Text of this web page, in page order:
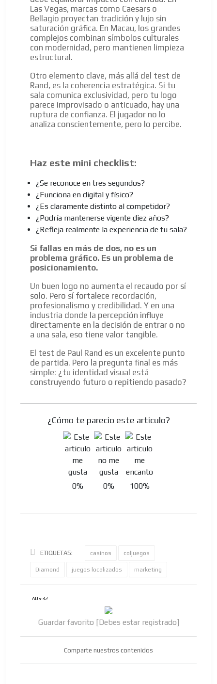
Las Vegas, marcas como Caesars o
Bellagio proyectan tradición y lujo sin
saturación gráfica. En Macau, los grandes
complejos combinan símbolos culturales
con modernidad, pero mantienen limpieza
estructural.
Otro elemento clave, más allá del test de
Rand, es la coherencia estratégica. Si tu
sala comunica exclusividad, pero tu logo
parece improvisado o anticuado, hay una
ruptura de confianza. El jugador no lo
analiza conscientemente, pero lo percibe.
Haz este mini checklist:
¿Se reconoce en tres segundos?
¿Funciona en digital y físico?
¿Es claramente distinto al competidor?
¿Podría mantenerse vigente diez años?
¿Refleja realmente la experiencia de tu sala?
Si fallas en más de dos, no es un
problema gráfico. Es un problema de
posicionamiento.
Un buen logo no aumenta el recaudo por sí
solo. Pero sí fortalece recordación,
profesionalismo y credibilidad. Y en una
industria donde la percepción influye
directamente en la decisión de entrar o no
a una sala, eso tiene valor tangible.
El test de Paul Rand es un excelente punto
de partida. Pero la pregunta final es más
simple: ¿tu identidad visual está
construyendo futuro o repitiendo pasado?
¿Cómo te parecio este articulo?
0% 0% 100%
ETIQUETAS: casinos coljuegos
Diamond juegos localizados marketing
ADS-32
Guardar favorito [Debes estar registrado]
Comparte nuestros contenidos